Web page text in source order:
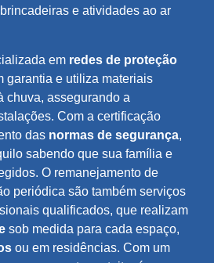
e atividades ao ar
em redes de proteção
garantia e utiliza materiais
chuva, assegurando a
Com a certificação
das normas de segurança,
sabendo que sua família e
O remanejamento de
periódica são também serviços
qualificados, que realizam
sob medida para cada espaço,
ou em residências. Com um